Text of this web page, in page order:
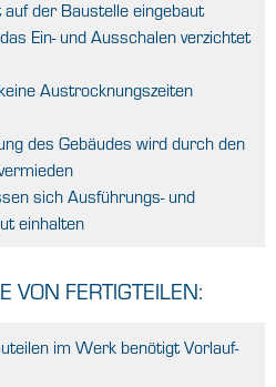
der Baustelle eingebaut
Ein- und Ausschalen verzichtet
Austrocknungszeiten
des Gebäudes wird durch den
sich Ausführungs- und
einhalten
VON FERTIGTEILEN:
im Werk benötigt Vorlauf-